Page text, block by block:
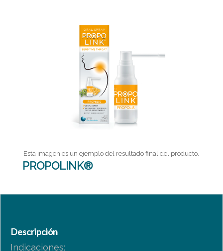
Esta imagen es un ejemplo del resultado final del producto.
PROPOLINK®
Descripción
Indicaciones: